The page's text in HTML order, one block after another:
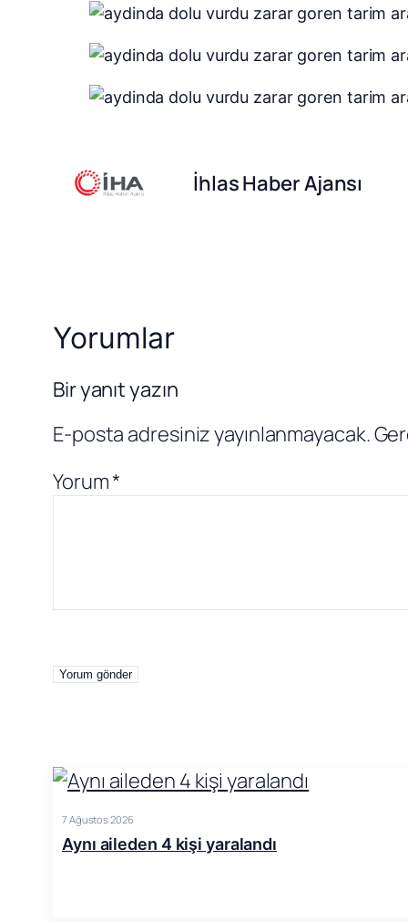
İhlas Haber Ajansı
Yorumlar
Bir yanıt yazın
E-posta adresiniz yayınlanmayacak.
Yorum*
7 Ağustos 2026
Aynı aileden 4 kişi yaralandı